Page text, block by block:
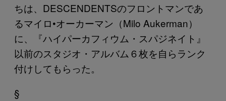
ちは、DESCENDENTSのフロントマンであ
るマイロ•オーカーマン（Milo Aukerman）
に、『ハイパーカフィウム・スパジネイト』
以前のスタジオ・アルバム６枚を自らランク
付けしてもらった。
§